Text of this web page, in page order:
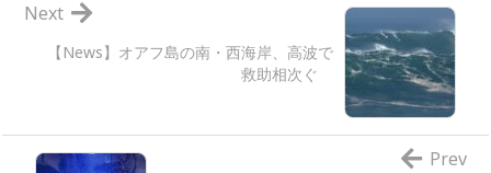
【News】オアフ島の南・西海岸、高波で
救助相次ぐ
Next
Prev